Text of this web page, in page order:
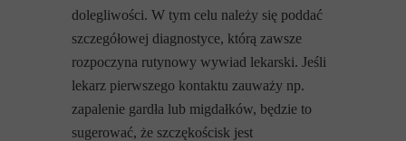
dolegliwości. W tym celu należy się poddać
szczegółowej diagnostyce, którą zawsze
rozpoczyna rutynowy wywiad lekarski. Jeśli
lekarz pierwszego kontaktu zauważy np.
zapalenie gardła lub migdałków, będzie to
sugerować, że szczękościsk jest